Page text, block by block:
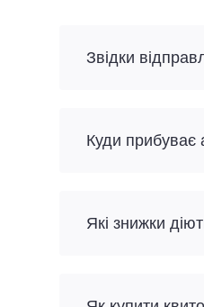
Звідки
Куди прибуває
Які знижки